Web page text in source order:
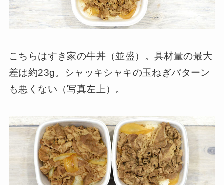
こちらはすき家の牛丼（並盛）。具材量の最大
差は約23g。シャッキシャキの玉ねぎパターン
も悪くない（写真左上）。